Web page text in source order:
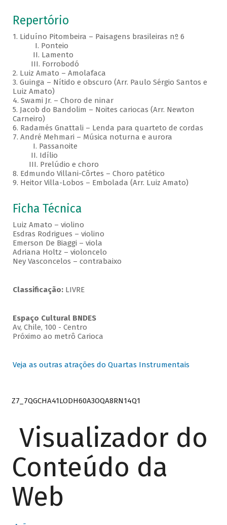
Repertório
1. Liduíno Pitombeira – Paisagens brasileiras nº 6
I. Ponteio
II. Lamento
III. Forrobodó
2. Luiz Amato – Amolafaca
3. Guinga – Nítido e obscuro (Arr. Paulo Sérgio Santos e
Luiz Amato)
4. Swami Jr. – Choro de ninar
5. Jacob do Bandolim – Noites cariocas (Arr. Newton
Carneiro)
6. Radamés Gnattali – Lenda para quarteto de cordas
7. André Mehmari – Música noturna e aurora
I. Passanoite
II. Idílio
III. Prelúdio e choro
8. Edmundo Villani-Côrtes – Choro patético
9. Heitor Villa-Lobos – Embolada (Arr. Luiz Amato)
Ficha Técnica
Luiz Amato – violino
Esdras Rodrigues – violino
Emerson De Biaggi – viola
Adriana Holtz – violoncelo
Ney Vasconcelos – contrabaixo
Classificação: LIVRE
Espaço Cultural BNDES
Av, Chile, 100 - Centro
Próximo ao metrô Carioca
Veja as outras atrações do Quartas Instrumentais
Z7_7QGCHA41LODH60A3OQA8RN14Q1
Visualizador do
Conteúdo da
Web